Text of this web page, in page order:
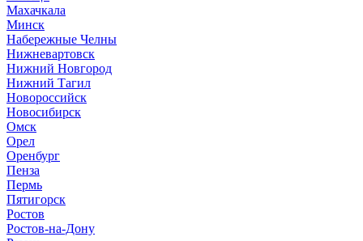
Махачкала
Минск
Набережные Челны
Нижневартовск
Нижний Новгород
Нижний Тагил
Новороссийск
Новосибирск
Омск
Орел
Оренбург
Пенза
Пермь
Пятигорск
Ростов
Ростов-на-Дону